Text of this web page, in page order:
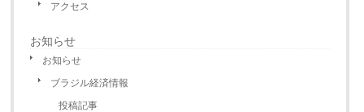
アクセス
お知らせ
お知らせ
ブラジル経済情報
投稿記事